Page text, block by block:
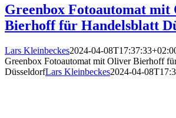
Greenbox Fotoautomat mit
Bierhoff für Handelsblatt
Lars Kleinbeckes2024-04-
Greenbox Fotoautomat mit Oliver Bierhoff
DüsseldorfLars Kleinbeckes2024-04-